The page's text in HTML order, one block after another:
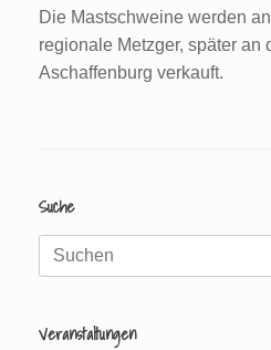
Die Mastschweine werden
regionale Metzger, später an
Aschaffenburg verkauft.
Suche
Suche
nach:
Veranstaltungen